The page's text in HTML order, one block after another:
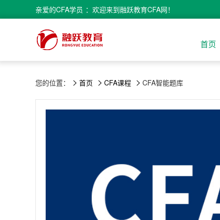
亲爱的CFA学员 ：欢迎来到融跃教育CFA网！
首页
您的位置： 首页 CFA课程 CFA智能题库